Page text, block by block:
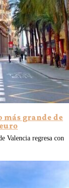
más grande de
Valencia regresa con